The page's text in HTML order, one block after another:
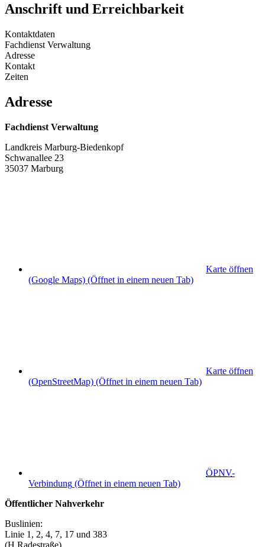
Anschrift und Erreichbarkeit
Kontaktdaten
Fachdienst Verwaltung
Adresse
Kontakt
Zeiten
Adresse
Fachdienst Verwaltung
Landkreis Marburg-Biedenkopf
Schwanallee 23
35037 Marburg
Karte öffnen
(Google Maps) (Öffnet in einem neuen Tab)
Karte öffnen
(OpenStreetMap) (Öffnet in einem neuen Tab)
ÖPNV-
Verbindung (Öffnet in einem neuen Tab)
Öffentlicher Nahverkehr
Buslinien:
Linie 1, 2, 4, 7, 17 und 383
(H Radestraße)